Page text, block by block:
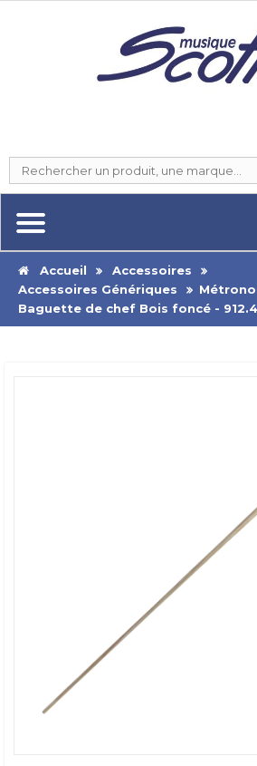
Accueil
Accessoires
Accessoires Génériques
Baguette de chef Bois foncé -